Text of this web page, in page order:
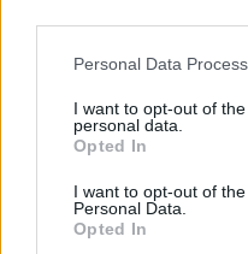
Personal Data
I want to opt-out of
personal data.
Opted In
I want to opt-out of
Personal Data.
Opted In
– Popieriaus lape
labai patogu dirbti
planšete todėl, kad
kompoziciją,
kažkokias detales,